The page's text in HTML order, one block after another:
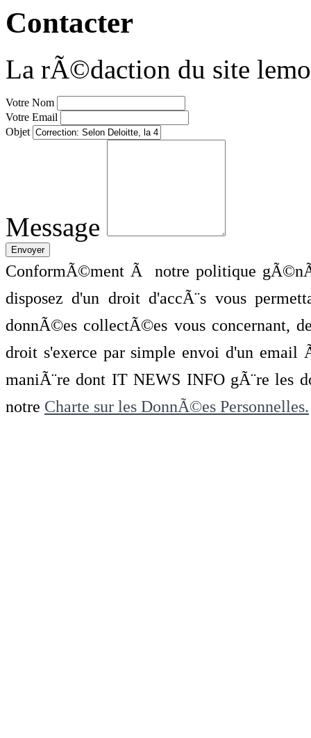
Contacter
La rÃ©daction du site
Votre Nom
Votre Email
Objet
Message
ConformÃ©ment Ã notre politique
disposez d'un droit d'accÃ¨s vous
donnÃ©es collectÃ©es vous concernant,
droit s'exerce par simple envoi d'un
maniÃ¨re dont IT NEWS INFO gÃ¨re les
notre Charte sur les DonnÃ©es Personnelles.